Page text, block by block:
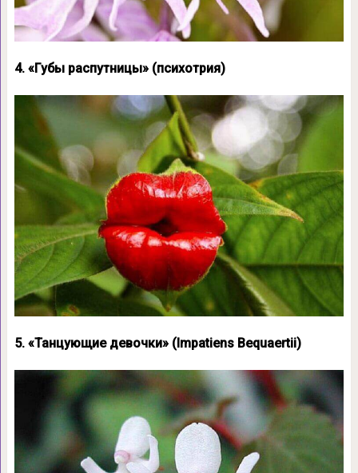
4. «Губы распутницы» (психотрия)
5. «Танцующие девочки» (Impatiens Bequaertii)